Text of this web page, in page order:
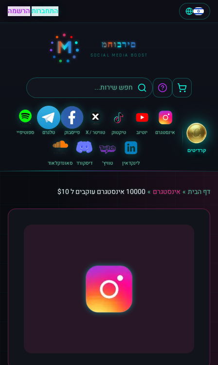
התחברות|הרשמה
M מחוברים
SOCIAL MEDIA BOOST
קרדיטים
אינסטגרם יוטיוב טיקטוק טוויטר / X פייסבוק טלגרם ספוטיפיי
לינקדאין טוויץ׳ דיסקורד סאונדקלאוד
דף הבית » אינסטגרם » 10000 אינסטגרם עוקבים ל $10